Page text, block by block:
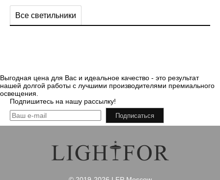
Все светильники
Выгодная цена для Вас и идеальное качество - это результат
нашей долгой работы с лучшими производителями премиального
освещения.
Подпишитесь на нашу рассылку!
Подписаться